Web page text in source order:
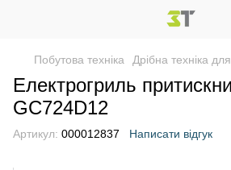
Побутова техніка Дрібна техніка для
Електрогриль
GC724D12
Артикул: 000012837 Написати відгук